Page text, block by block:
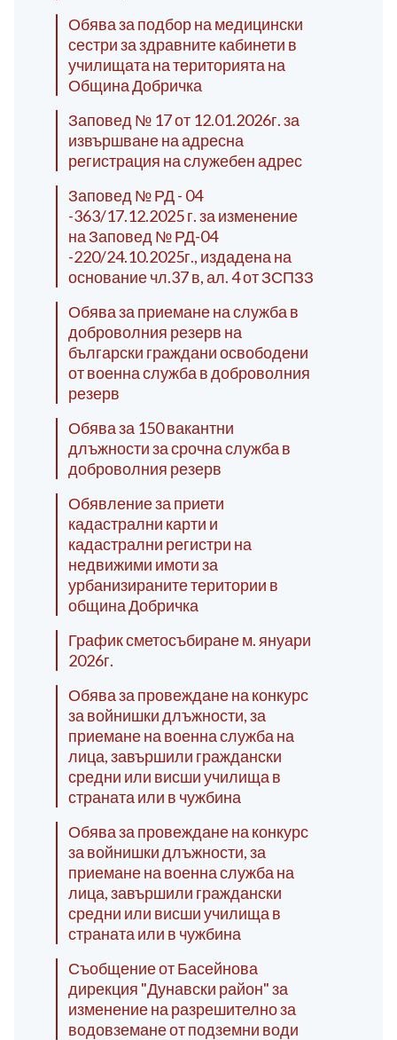
Обява за подбор на медицински
сестри за здравните кабинети в
училищата на територията на
Община Добричка
Заповед № 17 от 12.01.2026г. за
извършване на адресна
регистрация на служебен адрес
Заповед № РД - 04
-363/17.12.2025 г. за изменение
на Заповед № РД-04
-220/24.10.2025г., издадена на
основание чл.37 в, ал. 4 от ЗСПЗЗ
Обява за приемане на служба в
доброволния резерв на
български граждани освободени
от военна служба в доброволния
резерв
Обява за 150 вакантни
длъжности за срочна служба в
доброволния резерв
Обявление за приети
кадастрални карти и
кадастрални регистри на
недвижими имоти за
урбанизираните територии в
община Добричка
График сметосъбиране м. януари
2026г.
Обява за провеждане на конкурс
за войнишки длъжности, за
приемане на военна служба на
лица, завършили граждански
средни или висши училища в
страната или в чужбина
Обява за провеждане на конкурс
за войнишки длъжности, за
приемане на военна служба на
лица, завършили граждански
средни или висши училища в
страната или в чужбина
Съобщение от Басейнова
дирекция "Дунавски район" за
изменение на разрешително за
водовземане от подземни води